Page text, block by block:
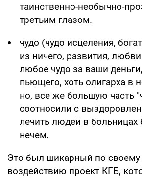
таинственно-необычно-
третьим глазом.
чудо (чудо исцеления,
из ничего, развития,
любое чудо за ваши
пьющего, хоть олигарха в
но, все же большую часть
соотносили с
лечить людей в
нечем.
Это был шикарный по своему
воздействию проект КГБ,